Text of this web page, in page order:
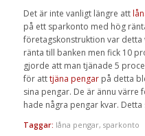
Det är inte vanligt längre att
på ett sparkonto med hög
företagskonstruktion var
ränta till banken men fick 10
gjorde att man tjänade 5
för atttjäna pengarpå detta
sina pengar. De är ännu värre
hade några pengar kvar.
Taggar: låna pengar, sparkonto